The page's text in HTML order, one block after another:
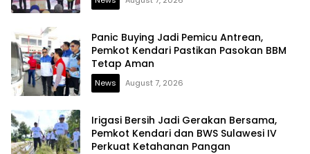
Panic Buying Jadi Pemicu Antrean,
Pemkot Kendari Pastikan Pasokan BBM
Tetap Aman
News August 7, 2026
Irigasi Bersih Jadi Gerakan Bersama,
Pemkot Kendari dan BWS Sulawesi IV
Perkuat Ketahanan Pangan